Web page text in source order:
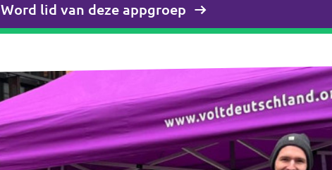
Word lid van deze appgroep